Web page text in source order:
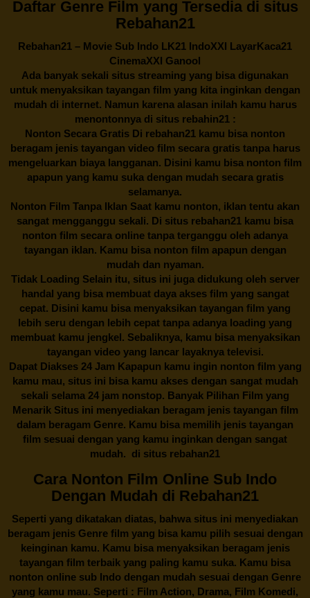
Daftar Genre Film yang Tersedia di situs
Rebahan21
Rebahan21 – Movie Sub Indo LK21 IndoXXI LayarKaca21
CinemaXXI Ganool
Ada banyak sekali situs streaming yang bisa digunakan
untuk menyaksikan tayangan film yang kita inginkan dengan
mudah di internet. Namun karena alasan inilah kamu harus
menontonnya di situs rebahin21 :
Nonton Secara Gratis Di rebahan21 kamu bisa nonton
beragam jenis tayangan video film secara gratis tanpa harus
mengeluarkan biaya langganan. Disini kamu bisa nonton film
apapun yang kamu suka dengan mudah secara gratis
selamanya.
Nonton Film Tanpa Iklan Saat kamu nonton, iklan tentu akan
sangat mengganggu sekali. Di situs rebahan21 kamu bisa
nonton film secara online tanpa terganggu oleh adanya
tayangan iklan. Kamu bisa nonton film apapun dengan
mudah dan nyaman.
Tidak Loading Selain itu, situs ini juga didukung oleh server
handal yang bisa membuat daya akses film yang sangat
cepat. Disini kamu bisa menyaksikan tayangan film yang
lebih seru dengan lebih cepat tanpa adanya loading yang
membuat kamu jengkel. Sebaliknya, kamu bisa menyaksikan
tayangan video yang lancar layaknya televisi.
Dapat Diakses 24 Jam Kapapun kamu ingin nonton film yang
kamu mau, situs ini bisa kamu akses dengan sangat mudah
sekali selama 24 jam nonstop. Banyak Pilihan Film yang
Menarik Situs ini menyediakan beragam jenis tayangan film
dalam beragam Genre. Kamu bisa memilih jenis tayangan
film sesuai dengan yang kamu inginkan dengan sangat
mudah. di situs rebahan21
Cara Nonton Film Online Sub Indo
Dengan Mudah di Rebahan21
Seperti yang dikatakan diatas, bahwa situs ini menyediakan
beragam jenis Genre film yang bisa kamu pilih sesuai dengan
keinginan kamu. Kamu bisa menyaksikan beragam jenis
tayangan film terbaik yang paling kamu suka. Kamu bisa
nonton online sub Indo dengan mudah sesuai dengan Genre
yang kamu mau. Seperti : Film Action, Drama, Film Komedi,